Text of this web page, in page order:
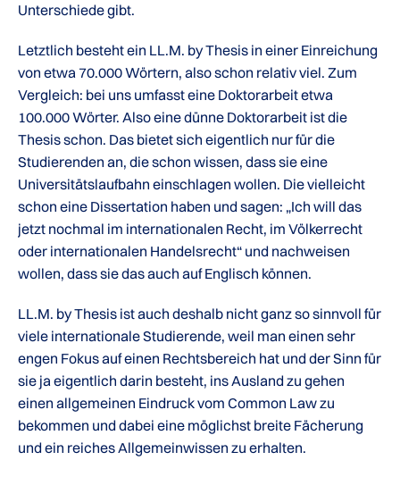
Unterschiede gibt.
Letztlich besteht ein LL.M. by Thesis in einer Einreichung
von etwa 70.000 Wörtern, also schon relativ viel. Zum
Vergleich: bei uns umfasst eine Doktorarbeit etwa
100.000 Wörter. Also eine dünne Doktorarbeit ist die
Thesis schon. Das bietet sich eigentlich nur für die
Studierenden an, die schon wissen, dass sie eine
Universitätslaufbahn einschlagen wollen. Die vielleicht
schon eine Dissertation haben und sagen: „Ich will das
jetzt nochmal im internationalen Recht, im Völkerrecht
oder internationalen Handelsrecht“ und nachweisen
wollen, dass sie das auch auf Englisch können.
LL.M. by Thesis ist auch deshalb nicht ganz so sinnvoll für
viele internationale Studierende, weil man einen sehr
engen Fokus auf einen Rechtsbereich hat und der Sinn für
sie ja eigentlich darin besteht, ins Ausland zu gehen
einen allgemeinen Eindruck vom Common Law zu
bekommen und dabei eine möglichst breite Fächerung
und ein reiches Allgemeinwissen zu erhalten.